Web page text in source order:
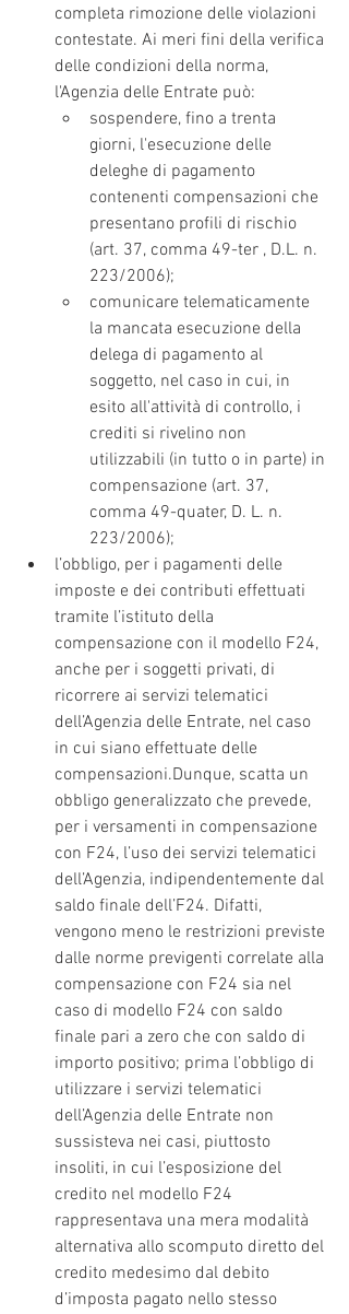
completa rimozione delle violazioni
contestate. Ai meri fini della verifica
delle condizioni della norma,
l'Agenzia delle Entrate può:
sospendere, fino a trenta
giorni, l'esecuzione delle
deleghe di pagamento
contenenti compensazioni che
presentano profili di rischio
(art. 37, comma 49-ter , D.L. n.
223/2006);
comunicare telematicamente
la mancata esecuzione della
delega di pagamento al
soggetto, nel caso in cui, in
esito all'attività di controllo, i
crediti si rivelino non
utilizzabili (in tutto o in parte) in
compensazione (art. 37,
comma 49-quater, D. L. n.
223/2006);
l’obbligo, per i pagamenti delle
imposte e dei contributi effettuati
tramite l’istituto della
compensazione con il modello F24,
anche per i soggetti privati, di
ricorrere ai servizi telematici
dell’Agenzia delle Entrate, nel caso
in cui siano effettuate delle
compensazioni.Dunque, scatta un
obbligo generalizzato che prevede,
per i versamenti in compensazione
con F24, l’uso dei servizi telematici
dell’Agenzia, indipendentemente dal
saldo finale dell’F24. Difatti,
vengono meno le restrizioni previste
dalle norme previgenti correlate alla
compensazione con F24 sia nel
caso di modello F24 con saldo
finale pari a zero che con saldo di
importo positivo; prima l’obbligo di
utilizzare i servizi telematici
dell’Agenzia delle Entrate non
sussisteva nei casi, piuttosto
insoliti, in cui l’esposizione del
credito nel modello F24
rappresentava una mera modalità
alternativa allo scomputo diretto del
credito medesimo dal debito
d’imposta pagato nello stesso